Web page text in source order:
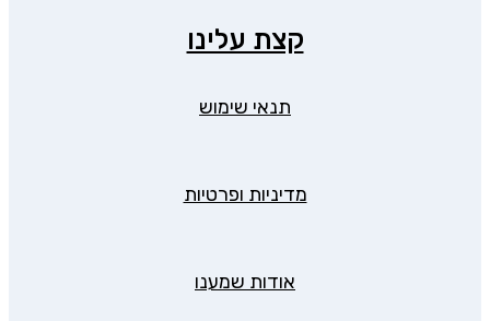
קצת עלינו
תנאי שימוש
מדיניות ופרטיות
אודות שמענו